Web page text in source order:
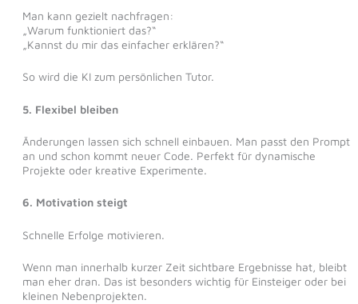
Man kann gezielt nachfragen:
„Warum funktioniert das?“
„Kannst du mir das einfacher erklären?“
So wird die KI zum persönlichen Tutor.
5. Flexibel bleiben
Änderungen lassen sich schnell einbauen. Man passt den Prompt
an und schon kommt neuer Code. Perfekt für dynamische
Projekte oder kreative Experimente.
6. Motivation steigt
Schnelle Erfolge motivieren.
Wenn man innerhalb kurzer Zeit sichtbare Ergebnisse hat, bleibt
man eher dran. Das ist besonders wichtig für Einsteiger oder bei
kleinen Nebenprojekten.